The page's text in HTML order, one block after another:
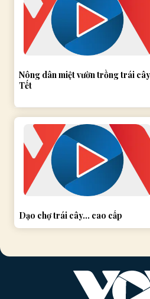
Nông dân miệt vườn trồng trái
Tết
Dạo chợ trái cây… cao cấp